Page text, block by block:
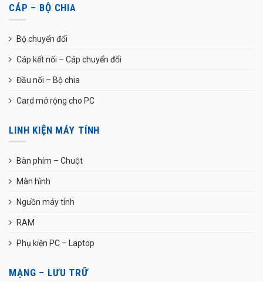
CÁP – BỘ CHIA
Bộ chuyển đổi
Cáp kết nối – Cáp chuyển đổi
Đầu nối – Bộ chia
Card mở rộng cho PC
LINH KIỆN MÁY TÍNH
Bàn phím – Chuột
Màn hình
Nguồn máy tính
RAM
Phụ kiện PC – Laptop
MẠNG – LƯU TRỮ